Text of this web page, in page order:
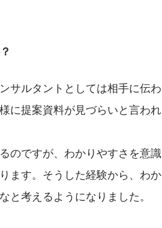
サルタントとしては相手に伝わ
に提案資料が見づらいと言われ
のですが、わかりやすさを意識
ます。そうした経験から、わか
と考えるようになりました。